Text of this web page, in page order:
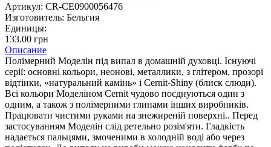
Артикул: CR-CE0900056476
Изготовитель: Бельгия
Единицы:
133.00 грн
Описание
Полімерний Моделін під випал в домашній духовці. Існуючі
серії: основні кольори, неонові, металлики, з глітером, прозорі
відтінки, «натуральний камінь» і Cernit-Shiny (блиск слюди).
Всі кольори Моделіном Cernit чудово поєднуються один з
одним, а також з полімерними глинами інших виробників.
Працювати чистими руками на знежиреній поверхні.. Перед
застосуванням Моделін слід ретельно розім'яти. Гладкість
надається пальцями, змоченими в холодній воді або через